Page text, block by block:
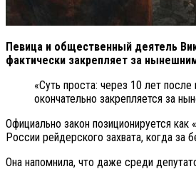
Певица и общественный деятель
фактически закрепляет за
«Суть проста: через 10 лет
окончательно закрепляется за
Официально закон позиционируется
России рейдерского захвата, когда
Она напомнила, что даже среди